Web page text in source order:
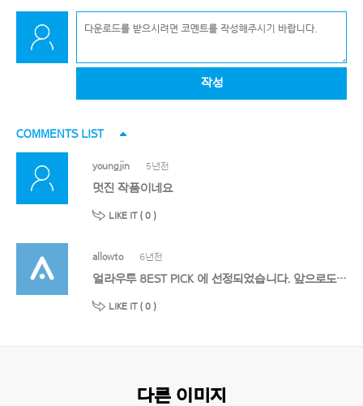
작성
COMMENTS LIST
youngjin 5년전
멋진 작품이네요
LIKE IT ( 0 )
allowto 6년전
얼라우투 8EST PICK 에 선정되었습니다. 앞으로도 멋진 작품 기대할게요!
LIKE IT ( 0 )
다른 이미지